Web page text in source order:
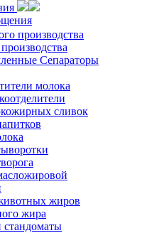
Сепараторы
молока
сливок
жиров
жира